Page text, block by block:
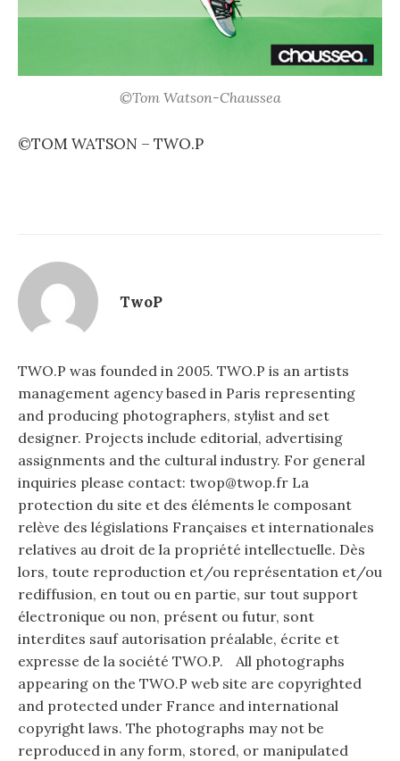
©Tom Watson-Chaussea
©TOM WATSON – TWO.P
TwoP
TWO.P was founded in 2005. TWO.P is an artists
management agency based in Paris representing
and producing photographers, stylist and set
designer. Projects include editorial, advertising
assignments and the cultural industry. For general
inquiries please contact: twop@twop.fr La
protection du site et des éléments le composant
relève des législations Françaises et internationales
relatives au droit de la propriété intellectuelle. Dès
lors, toute reproduction et/ou représentation et/ou
rediffusion, en tout ou en partie, sur tout support
électronique ou non, présent ou futur, sont
interdites sauf autorisation préalable, écrite et
expresse de la société TWO.P. All photographs
appearing on the TWO.P web site are copyrighted
and protected under France and international
copyright laws. The photographs may not be
reproduced in any form, stored, or manipulated